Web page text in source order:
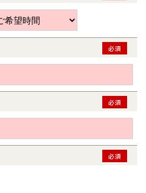
必須
必須
必須
歳